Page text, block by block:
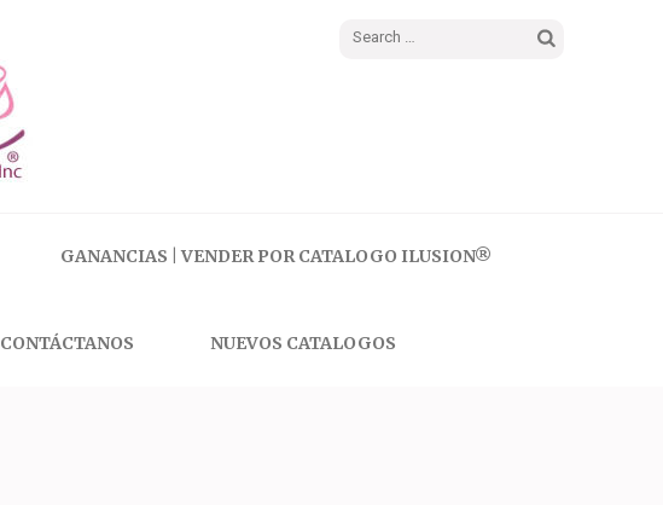
Search
GANANCIAS | VENDER POR CATALOGO ILUSION®
CONTÁCTANOS NUEVOS CATALOGOS